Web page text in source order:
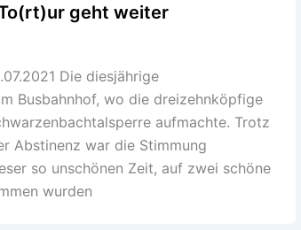
geht weiter
Die diesjährige
Busbahnhof, wo die dreizehnköpfige
aufmachte. Trotz
Abstinenz war die Stimmung
so unschönen Zeit, auf zwei schöne
wurden